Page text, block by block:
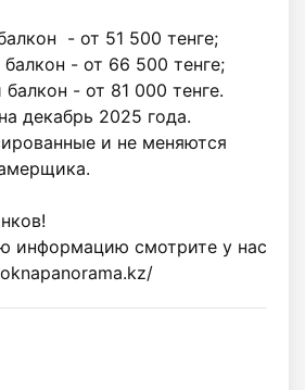
- от 51 500 тенге;
- от 66 500 тенге;
- от 81 000 тенге.
декабрь 2025 года.
и не меняются
информацию смотрите у нас